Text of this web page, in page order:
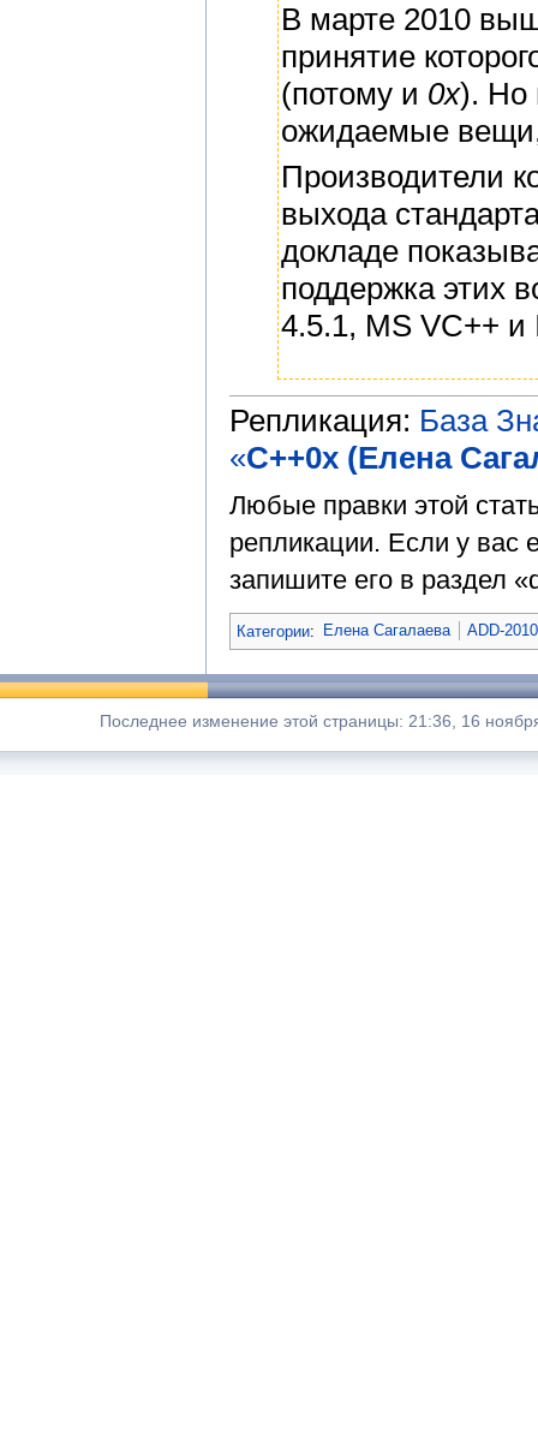
В марте 2010
принятие
(потому и 0x). Но
ожидаемые
Производители
выхода
докладе
поддержка этих
4.5.1, MS VC++ и
Репликация: База
«C++0x (Елена
Любые правки этой
репликации. Если у вас
запишите его в раздел
Категории: Елена Сагалаева ADD-2010
Последнее изменение этой страницы: 21:36, 16